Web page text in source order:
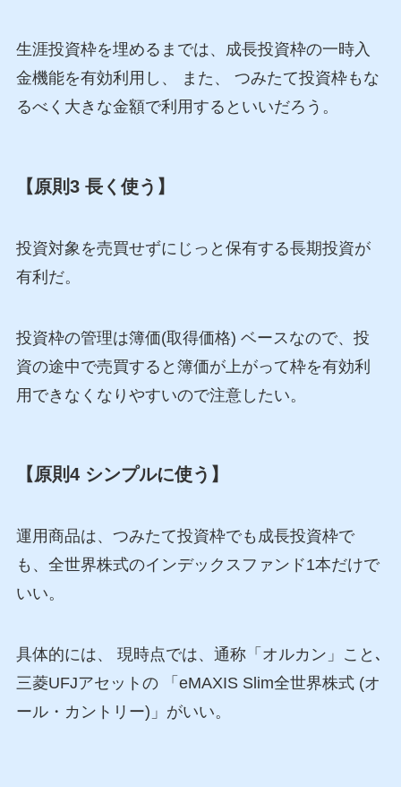
生涯投資枠を埋めるまでは、成長投資枠の一時入
金機能を有効利用し、 また、 つみたて投資枠もな
るべく大きな金額で利用するといいだろう。
【原則3 長く使う】
投資対象を売買せずにじっと保有する長期投資が
有利だ。
投資枠の管理は簿価(取得価格) ベースなので、投
資の途中で売買すると簿価が上がって枠を有効利
用できなくなりやすいので注意したい。
【原則4 シンプルに使う】
運用商品は、つみたて投資枠でも成長投資枠で
も、全世界株式のインデックスファンド1本だけで
いい。
具体的には、 現時点では、通称「オルカン」こと､
三菱UFJアセットの 「eMAXIS Slim全世界株式 (オ
ール・カントリー)」がいい。